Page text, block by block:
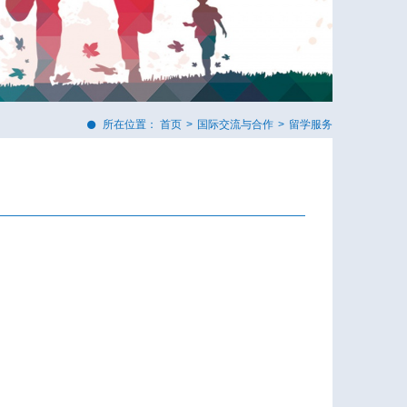
所在位置： 首页 > 国际交流与合作 > 留学服务